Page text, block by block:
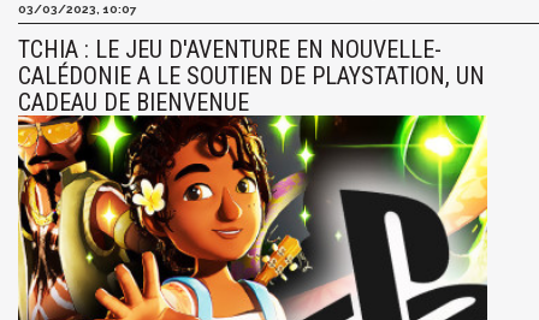
03/03/2023, 10:07
TCHIA : LE JEU D'AVENTURE EN NOUVELLE-
CALÉDONIE A LE SOUTIEN DE PLAYSTATION, UN
CADEAU DE BIENVENUE